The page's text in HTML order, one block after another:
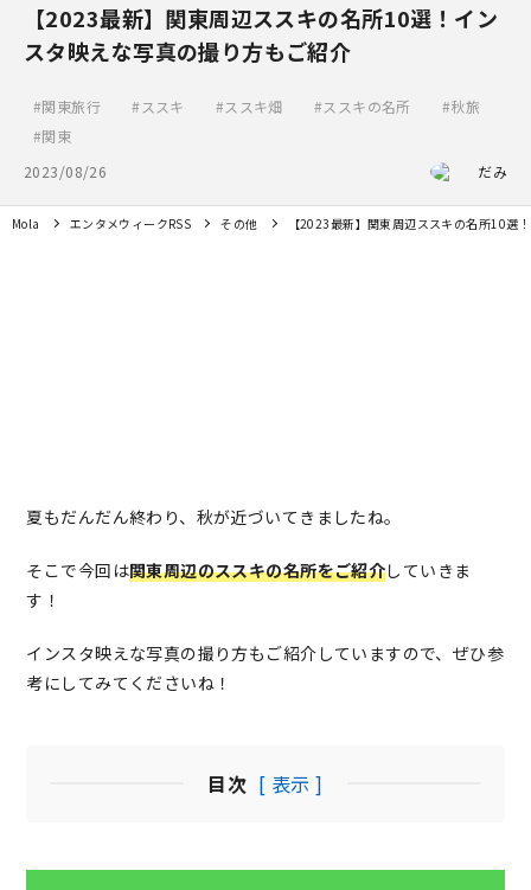
【2023最新】関東周辺ススキの名所10選！イン
スタ映えな写真の撮り方もご紹介
関東旅行 ススキ ススキ畑 ススキの名所
秋旅
関東
2023/08/26
だみ
Mola エンタメウィークRSS その他 【2023最新】関東周辺ススキの名所10選
夏もだんだん終わり、秋が近づいてきましたね。
そこで今回は関東周辺のススキの名所をご紹介していきま
す！
インスタ映えな写真の撮り方もご紹介していますので、ぜひ参
考にしてみてくださいね！
目次 [ 表示 ]